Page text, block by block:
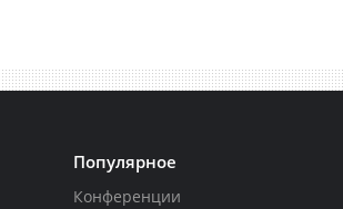
Популярное
Конференции